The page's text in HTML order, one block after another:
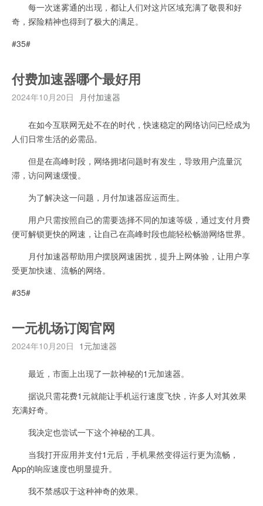
每一次迷雾通的出现，都让人们对这片区域充满了敬畏和好
奇，探险精神也得到了极大的满足。
#35#
付费加速器哪个最好用
2024年10月20日 月付加速器
在如今互联网无处不在的时代，快速稳定的网络访问已经成为
人们日常生活的必需品。
但是在高峰时段，网络拥堵问题时有发生，导致用户流量沉
滞，访问网速缓慢。
为了解决这一问题，月付加速器应运而生。
用户只需按照自己的需要选择不同的加速等级，通过支付月费
便可解锁更快的网速，让自己在高峰时段也能轻松畅游网络世界。
月付加速器帮助用户摆脱网速困扰，提升上网体验，让用户享
受更加快速、流畅的网络。
#35#
一元机场订阅官网
2024年10月20日 1元加速器
最近，市面上出现了一款神秘的1元加速器。
据说只需花费1元就能让手机运行速度飞快，许多人对其效果
充满好奇。
我决定也尝试一下这个神秘的工具。
当我打开应用并支付1元后，手机果然变得运行更为流畅，
App的响应速度也明显提升。
我不禁感叹于这种神奇的效果。